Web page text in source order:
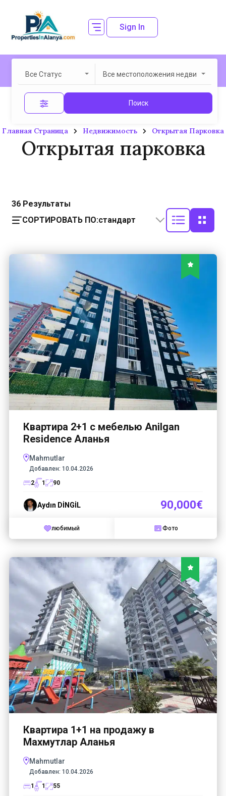
Sign In
Все Статус Все местоположения недвижимости
Поиск
Главная Страница Недвижимость Открытая Парковка
Открытая парковка
36 Результаты
СОРТИРОВАТЬ ПО:стандарт
Квартира 2+1 с мебелью Anilgan
Residence Аланья
Mahmutlar
Добавлен: 10.04.2026
2
1 90
Aydın DİNGİL 90,000€
любимый Фото
Квартира 1+1 на продажу в
Махмутлар Аланья
Mahmutlar
Добавлен: 10.04.2026
1
1 55